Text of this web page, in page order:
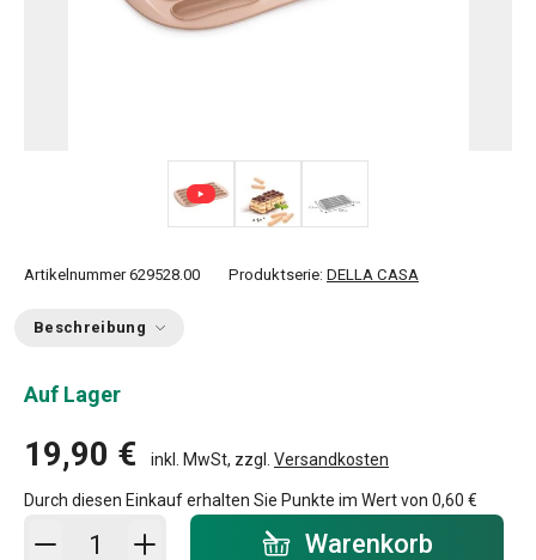
Artikelnummer 629528.00 Produktserie: DELLA CASA
Beschreibung
Auf Lager
19,90 € inkl. MwSt, zzgl. Versandkosten
Durch diesen Einkauf erhalten Sie Punkte im Wert von 0,60 €
In den Warenkorb - Menge Warenkorb